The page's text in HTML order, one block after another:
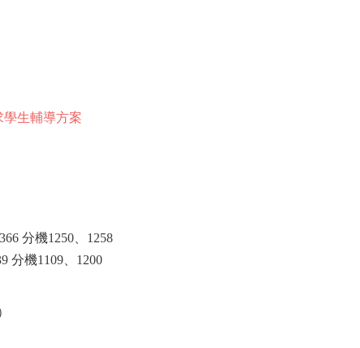
生輔導方案
分機1250、1258
分機1109、1200